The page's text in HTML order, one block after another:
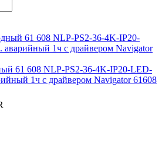
61 608 NLP-PS2-36-4K-IP20-LED-
1ч с драйвером Navigator 61608